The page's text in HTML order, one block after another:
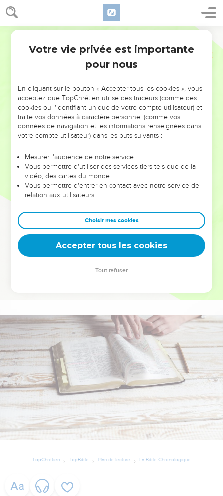
NE MANQUEZ PAS L’ÉVÉNEMENT
DE L’ANNÉE !
ET SI LEURS ERREURS POUVAIENT VOUS ÉVITER LES
VOTRES ?
leur foi ou leur vision. Mais on voit moins les doutes, les erreurs
et les saisons difficiles qu'ils ont traversés, alors même que ce
sont elles qui les ont façonnés.
Dans cette conférence, leaders, entrepreneurs, et responsables
clés pour avancer avec plus de sagesse afin que leurs erreurs
deviennent vos tremplins. Que vous guidiez un ministère, une
équipe, un groupe ou une famille, leur expérience est faite
TopChrétien TopBible Plan de lecture La Bible Chronologique
Votre vie privée est importante
pour nous
En cliquant sur le bouton « Accepter tous les cookies », vous
acceptez que TopChrétien utilise des traceurs (comme des
cookies ou l'identifiant unique de votre compte utilisateur) et
traite vos données à caractère personnel (comme vos
données de navigation et les informations renseignées dans
votre compte utilisateur) dans les buts suivants :
Mesurer l'audience de notre service
Vous permettre d'utiliser des services tiers tels que de la
vidéo, des cartes du monde…
Vous permettre d'entrer en contact avec notre service de
relation aux utilisateurs.
Choisir mes cookies
Accepter tous les cookies
Tout refuser